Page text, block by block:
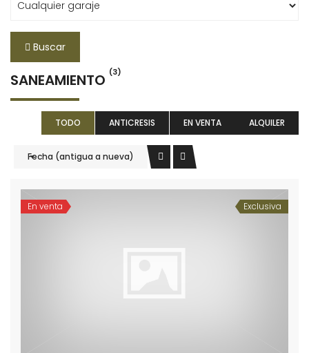
Buscar
SANEAMIENTO (3)
TODO ANTICRESIS EN VENTA ALQUILER
Fecha (antigua a nueva)
Exclusiva
En venta